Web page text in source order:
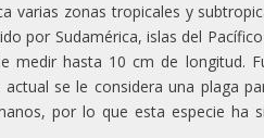
varias zonas tropicales y
por Sudamérica, islas del
medir hasta 10 cm de longitud.
se le considera una plaga
por lo que esta especie ha